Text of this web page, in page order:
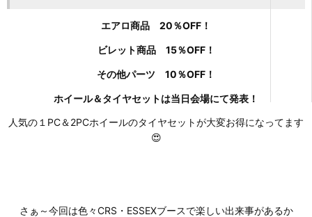
エアロ商品 20％OFF！
ビレット商品 15％OFF！
その他パーツ 10％OFF！
ホイール＆タイヤセットは当日会場にて発表！
人気の１PC＆2PCホイールのタイヤセットが大変お得になってます
😍
さぁ～今回は色々CRS・ESSEXブースで楽しい出来事があるか